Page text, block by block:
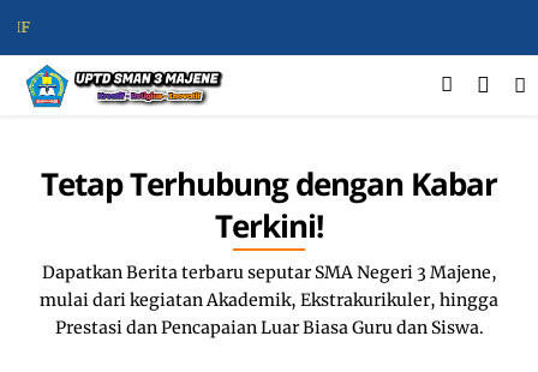
Tetap Terhubung dengan Kabar
Terkini!
Dapatkan Berita terbaru seputar SMA Negeri 3 Majene,
mulai dari kegiatan Akademik, Ekstrakurikuler, hingga
Prestasi dan Pencapaian Luar Biasa Guru dan Siswa.